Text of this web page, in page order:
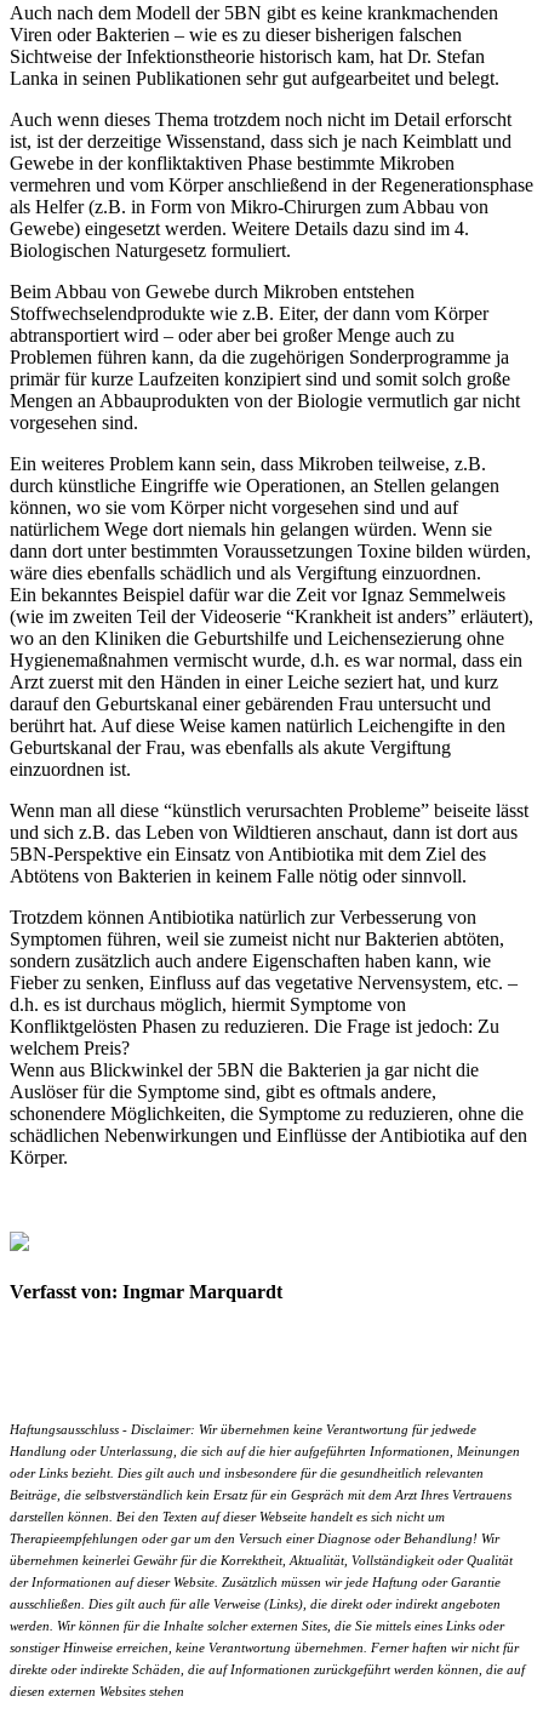
Auch nach dem Modell der 5BN gibt es keine krankmachenden
Viren oder Bakterien – wie es zu dieser bisherigen falschen
Sichtweise der Infektionstheorie historisch kam, hat Dr. Stefan
Lanka in seinen Publikationen sehr gut aufgearbeitet und belegt.
Auch wenn dieses Thema trotzdem noch nicht im Detail erforscht
ist, ist der derzeitige Wissenstand, dass sich je nach Keimblatt und
Gewebe in der konfliktaktiven Phase bestimmte Mikroben
vermehren und vom Körper anschließend in der Regenerationsphase
als Helfer (z.B. in Form von Mikro-Chirurgen zum Abbau von
Gewebe) eingesetzt werden. Weitere Details dazu sind im 4.
Biologischen Naturgesetz formuliert.
Beim Abbau von Gewebe durch Mikroben entstehen
Stoffwechselendprodukte wie z.B. Eiter, der dann vom Körper
abtransportiert wird – oder aber bei großer Menge auch zu
Problemen führen kann, da die zugehörigen Sonderprogramme ja
primär für kurze Laufzeiten konzipiert sind und somit solch große
Mengen an Abbauprodukten von der Biologie vermutlich gar nicht
vorgesehen sind.
Ein weiteres Problem kann sein, dass Mikroben teilweise, z.B.
durch künstliche Eingriffe wie Operationen, an Stellen gelangen
können, wo sie vom Körper nicht vorgesehen sind und auf
natürlichem Wege dort niemals hin gelangen würden. Wenn sie
dann dort unter bestimmten Voraussetzungen Toxine bilden würden,
wäre dies ebenfalls schädlich und als Vergiftung einzuordnen.
Ein bekanntes Beispiel dafür war die Zeit vor Ignaz Semmelweis
(wie im zweiten Teil der Videoserie “Krankheit ist anders” erläutert),
wo an den Kliniken die Geburtshilfe und Leichensezierung ohne
Hygienemaßnahmen vermischt wurde, d.h. es war normal, dass ein
Arzt zuerst mit den Händen in einer Leiche seziert hat, und kurz
darauf den Geburtskanal einer gebärenden Frau untersucht und
berührt hat. Auf diese Weise kamen natürlich Leichengifte in den
Geburtskanal der Frau, was ebenfalls als akute Vergiftung
einzuordnen ist.
Wenn man all diese “künstlich verursachten Probleme” beiseite lässt
und sich z.B. das Leben von Wildtieren anschaut, dann ist dort aus
5BN-Perspektive ein Einsatz von Antibiotika mit dem Ziel des
Abtötens von Bakterien in keinem Falle nötig oder sinnvoll.
Trotzdem können Antibiotika natürlich zur Verbesserung von
Symptomen führen, weil sie zumeist nicht nur Bakterien abtöten,
sondern zusätzlich auch andere Eigenschaften haben kann, wie
Fieber zu senken, Einfluss auf das vegetative Nervensystem, etc. –
d.h. es ist durchaus möglich, hiermit Symptome von
Konfliktgelösten Phasen zu reduzieren. Die Frage ist jedoch: Zu
welchem Preis?
Wenn aus Blickwinkel der 5BN die Bakterien ja gar nicht die
Auslöser für die Symptome sind, gibt es oftmals andere,
schonendere Möglichkeiten, die Symptome zu reduzieren, ohne die
schädlichen Nebenwirkungen und Einflüsse der Antibiotika auf den
Körper.
Verfasst von: Ingmar Marquardt
Haftungsausschluss - Disclaimer: Wir übernehmen keine Verantwortung für jedwede
Handlung oder Unterlassung, die sich auf die hier aufgeführten Informationen, Meinungen
oder Links bezieht. Dies gilt auch und insbesondere für die gesundheitlich relevanten
Beiträge, die selbstverständlich kein Ersatz für ein Gespräch mit dem Arzt Ihres Vertrauens
darstellen können. Bei den Texten auf dieser Webseite handelt es sich nicht um
Therapieempfehlungen oder gar um den Versuch einer Diagnose oder Behandlung! Wir
übernehmen keinerlei Gewähr für die Korrektheit, Aktualität, Vollständigkeit oder Qualität
der Informationen auf dieser Website. Zusätzlich müssen wir jede Haftung oder Garantie
ausschließen. Dies gilt auch für alle Verweise (Links), die direkt oder indirekt angeboten
werden. Wir können für die Inhalte solcher externen Sites, die Sie mittels eines Links oder
sonstiger Hinweise erreichen, keine Verantwortung übernehmen. Ferner haften wir nicht für
direkte oder indirekte Schäden, die auf Informationen zurückgeführt werden können, die auf
diesen externen Websites stehen